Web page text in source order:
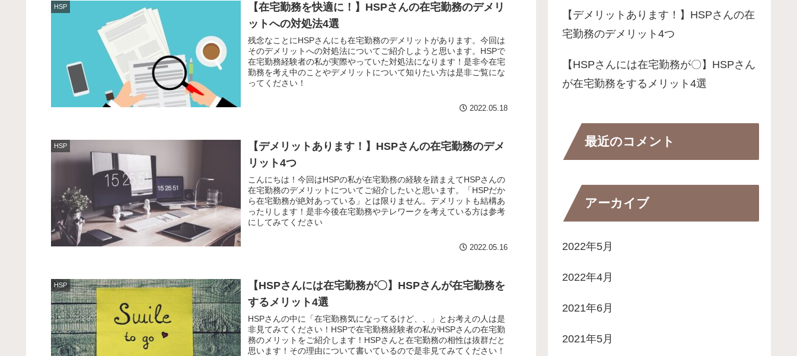
HSP
【在宅勤務を快適に！】HSPさんの在宅勤務のデメリ
ットへの対処法4選
残念なことにHSPさんにも在宅勤務のデメリットがあります。今回は
そのデメリットへの対処法についてご紹介しようと思います。HSPで
在宅勤務経験者の私が実際やっていた対処法になります！是非今在宅
勤務を考え中のことやデメリットについて知りたい方は是非ご覧にな
ってください！
2022.05.18
HSP
【デメリットあります！】HSPさんの在宅勤務のデメ
リット4つ
こんにちは！今回はHSPの私が在宅勤務の経験を踏まえてHSPさんの
在宅勤務のデメリットについてご紹介したいと思います。「HSPだか
ら在宅勤務が絶対あっている」とは限りません。デメリットも結構あ
ったりします！是非今後在宅勤務やテレワークを考えている方は参考
にしてみてください
2022.05.16
HSP
【HSPさんには在宅勤務が〇】HSPさんが在宅勤務を
するメリット4選
HSPさんの中に「在宅勤務気になってるけど、、」とお考えの人は是
非見てみてください！HSPで在宅勤務経験者の私がHSPさんの在宅勤
務のメリットをご紹介します！HSPさんと在宅勤務の相性は抜群だと
思います！その理由について書いているので是非見てみてください！
【デメリットあります！】HSPさんの在
宅勤務のデメリット4つ
【HSPさんには在宅勤務が〇】HSPさん
が在宅勤務をするメリット4選
最近のコメント
アーカイブ
2022年5月
2022年4月
2021年6月
2021年5月